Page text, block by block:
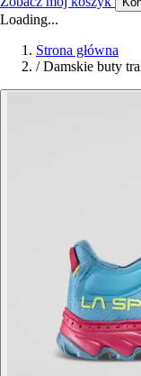
Loading...
Strona główna
/ Damskie buty